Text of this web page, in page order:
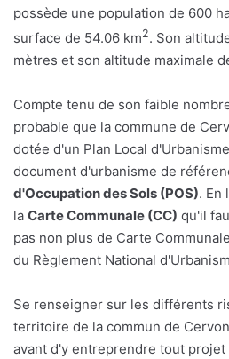
possède une population de 600
surface de 54.06 km2. Son
mètres et son altitude maximale
Compte tenu de son faible
probable que la commune de
dotée d'un Plan Local
document d'urbanisme de
d'Occupation des Sols (POS). En
la Carte Communale (CC) qu'il
pas non plus de Carte
du Règlement National
Se renseigner sur les différents
territoire de la commun de
avant d'y entreprendre tout